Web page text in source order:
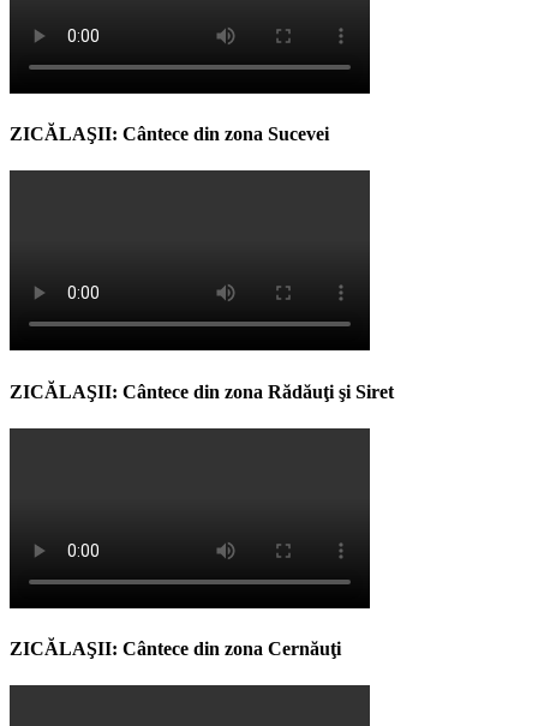
ZICĂLAŞII: Cântece din zona Sucevei
ZICĂLAŞII: Cântece din zona Rădăuţi şi Siret
ZICĂLAŞII: Cântece din zona Cernăuţi